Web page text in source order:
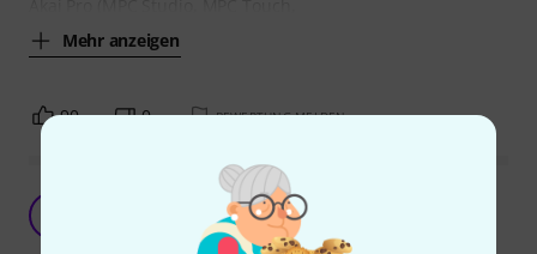
Mehr anzeigen
90 0 BEWERTUNG MELDEN
Ein Kabel statt Midi-Kabel und Adapter
Datenbrei 01.06.2023